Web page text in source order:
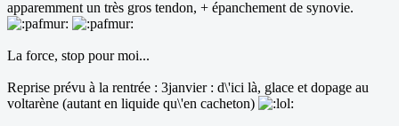
apparemment un très gros tendon, + épanchement de synovie.
La force, stop pour moi...
Reprise prévu à la rentrée : 3janvier : d\'ici là, glace et dopage au
voltarène (autant en liquide qu\'en cacheton)